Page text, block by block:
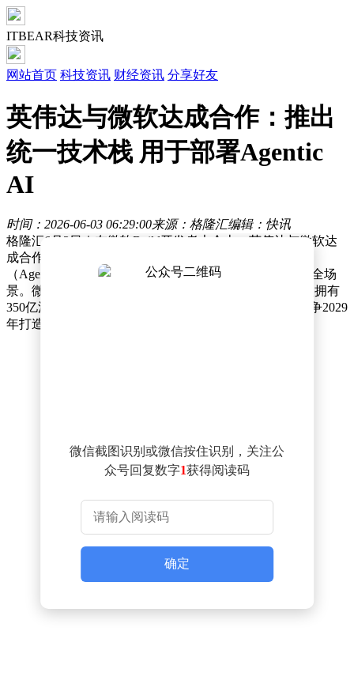
ITBEAR科技资讯
网站首页 科技资讯 财经资讯 分享好友
英伟达与微软达成合作：推出
统一技术栈 用于部署Agentic
AI
时间：2026-06-03 06:29:00来源：格隆汇编辑：快讯
格隆汇6月3日｜在微软Build开发者大会上，英伟达与微软达
成合作，推出统一技术栈，用于部署代理式人工智能
（Agentic AI），覆盖从Windows设备到云端再到本地的全场
景。微软还推出首个AI推理模型Mai-Thinking-1，该模型拥有
350亿活跃参数；同时发布新款量子芯片Majorana 2，力争2029
年打造出实用型量子计算机。
微信截图识别或微信按住识别，关注公
众号回复数字1获得阅读码
确定